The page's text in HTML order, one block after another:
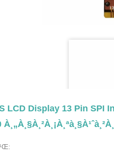
LCD Display 13 Pin SPI